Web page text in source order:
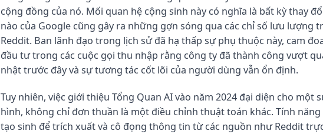
cộng đồng của nó. Mối quan hệ cộng sinh này có nghĩa là bất kỳ thay
nào của Google cũng gây ra những gợn sóng qua các chỉ số lưu lượng
Reddit. Ban lãnh đạo trong lịch sử đã hạ thấp sự phụ thuộc này, cam
đầu tư trong các cuộc gọi thu nhập rằng công ty đã thành công vượt
nhật trước đây và sự tương tác cốt lõi của người dùng vẫn ổn định.
Tuy nhiên, việc giới thiệu Tổng Quan AI vào năm 2024 đại diện cho một
hình, không chỉ đơn thuần là một điều chỉnh thuật toán khác. Tính năng
tạo sinh để trích xuất và cô đọng thông tin từ các nguồn như Reddit